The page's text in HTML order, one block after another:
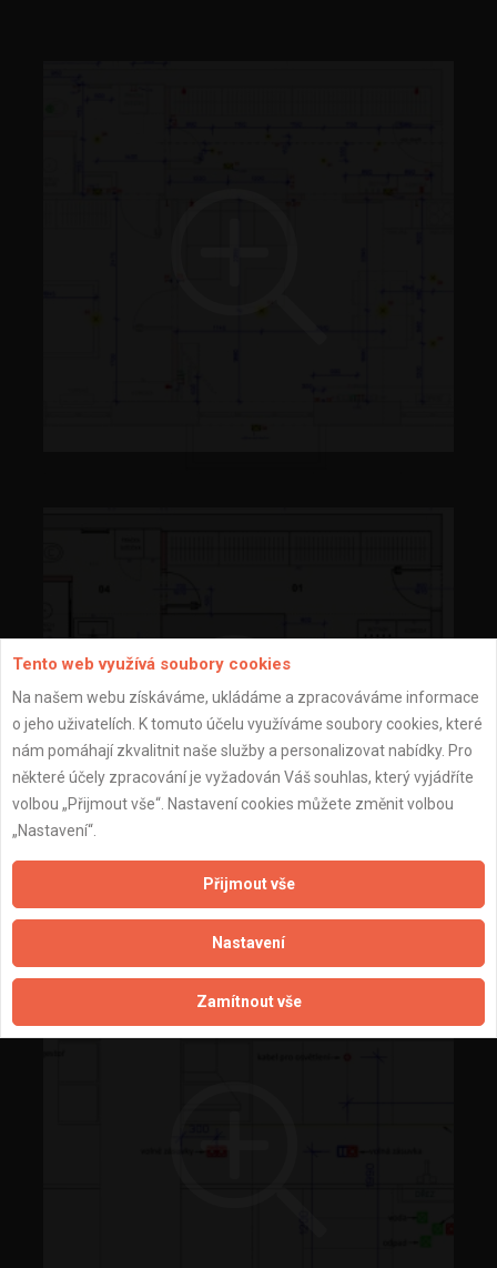
Tento web využívá soubory cookies
Na našem webu získáváme, ukládáme a zpracováváme informace
o jeho uživatelích. K tomuto účelu využíváme soubory cookies, které
nám pomáhají zkvalitnit naše služby a personalizovat nabídky. Pro
některé účely zpracování je vyžadován Váš souhlas, který vyjádříte
volbou „Přijmout vše“. Nastavení cookies můžete změnit volbou
„Nastavení“.
Přijmout vše
Nastavení
Zamítnout vše